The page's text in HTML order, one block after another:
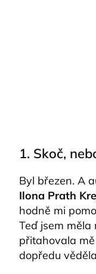
1. Skoč,
Byl březen. A
Ilona Prath
hodně mi
Teď jsem měla
přitahovala
dopředu